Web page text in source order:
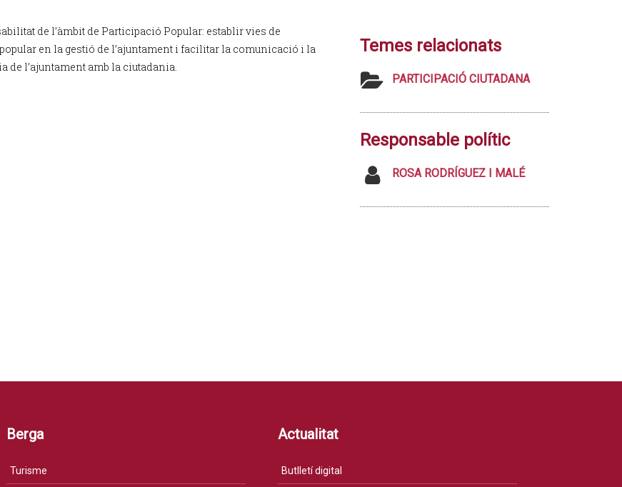
de l’àmbit de Participació Popular: establir vies de
en la gestió de l’ajuntament i facilitar la comunicació i la
de l’ajuntament amb la ciutadania.
Temes relacionats
PARTICIPACIÓ CIUTADANA
Responsable polític
ROSA RODRÍGUEZ I MALÉ
Berga
Turisme
Actualitat
Butlletí digital